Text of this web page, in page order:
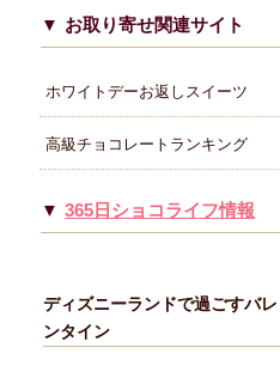
お取り寄せ関連サイト
ホワイトデーお返しスイーツ
高級チョコレートランキング
365日ショコライフ情報
ディズニーランドで過ごすバレ
ンタイン